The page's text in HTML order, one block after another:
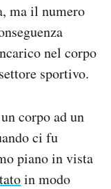
ma il numero
nel corpo
sportivo.
corpo ad un
ci fu
piano in vista
in modo